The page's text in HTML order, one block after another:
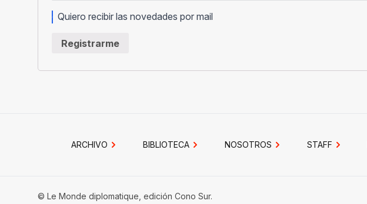
Quiero recibir las novedades por mail
Registrarme
ARCHIVO BIBLIOTECA NOSOTROS STAFF
© Le Monde diplomatique, edición Cono Sur.